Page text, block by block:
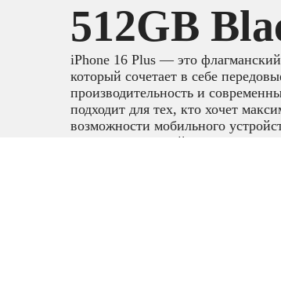
512GB
iPhone 16 Plus — это
который сочетает в себе
производительность и
подходит для тех, кто хочет
возможности мобильного
профессиональной фотографии